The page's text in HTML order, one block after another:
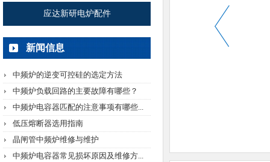
应达新研电炉配件
新闻信息
中频炉的逆变可控硅的选定方法
中频炉负载回路的主要故障有哪些？
中频炉电容器匹配的注意事项有哪些...
低压熔断器选用指南
晶闸管中频炉维修与维护
中频炉电容器常见损坏原因及维修方...